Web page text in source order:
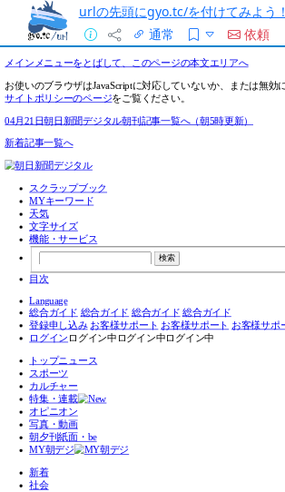
urlの先頭にgyo.tc/を付けてみよう！
通常
依頼